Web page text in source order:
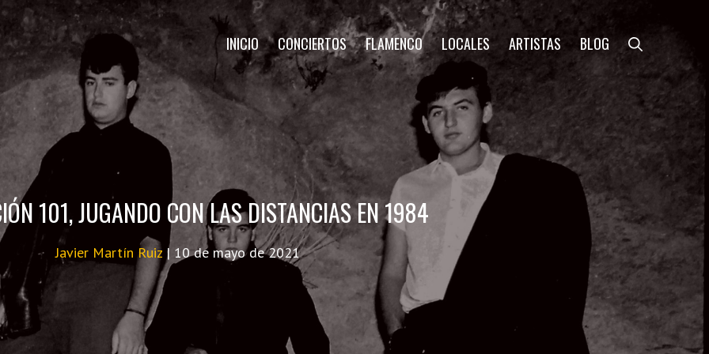
INICIO CONCIERTOS FLAMENCO LOCALES ARTISTAS BLOG
101, JUGANDO CON LAS DISTANCIAS EN 1984
Javier Martín Ruiz| 10 de mayo de 2021